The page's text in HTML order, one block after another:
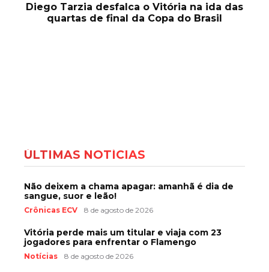
Diego Tarzia desfalca o Vitória na ida das
quartas de final da Copa do Brasil
ÚLTIMAS NOTÍCIAS
Não deixem a chama apagar: amanhã é dia de
sangue, suor e leão!
Crônicas ECV 8 de agosto de 2026
Vitória perde mais um titular e viaja com 23
jogadores para enfrentar o Flamengo
Notícias 8 de agosto de 2026